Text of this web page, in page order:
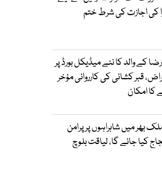
کی اجازت کی شرط ختم
کے والد کا نئے میڈیکل بورڈ پر
قبر کشائی کی کارروائی مؤخر
کا امکان
بھر میں شاہراہوں پر پرامن
کیا جائے گا، لیاقت بلوچ